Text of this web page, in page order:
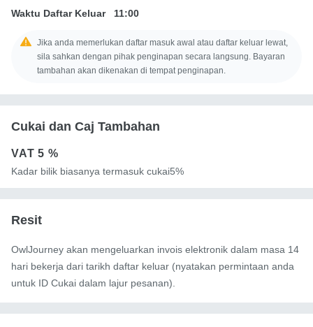
Waktu Daftar Keluar 11:00
Jika anda memerlukan daftar masuk awal atau daftar keluar lewat,
sila sahkan dengan pihak penginapan secara langsung. Bayaran
tambahan akan dikenakan di tempat penginapan.
Cukai dan Caj Tambahan
VAT5 %
Kadar bilik biasanya termasuk cukai5%
Resit
OwlJourney akan mengeluarkan invois elektronik dalam masa 14
hari bekerja dari tarikh daftar keluar (nyatakan permintaan anda
untuk ID Cukai dalam lajur pesanan).